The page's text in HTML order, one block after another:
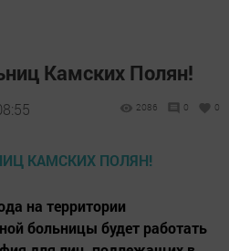
Камских Полян!
2086 0 0
на территории
больницы будет работать